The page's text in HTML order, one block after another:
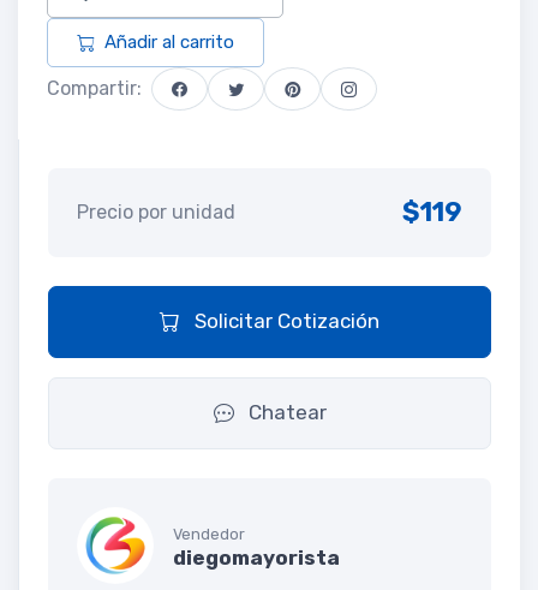
Añadir al carrito
Compartir:
Precio por unidad $119
Solicitar Cotización
Chatear
Vendedor
diegomayorista